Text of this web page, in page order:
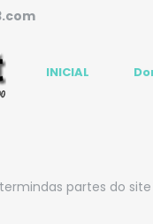
INICIAL
partes do